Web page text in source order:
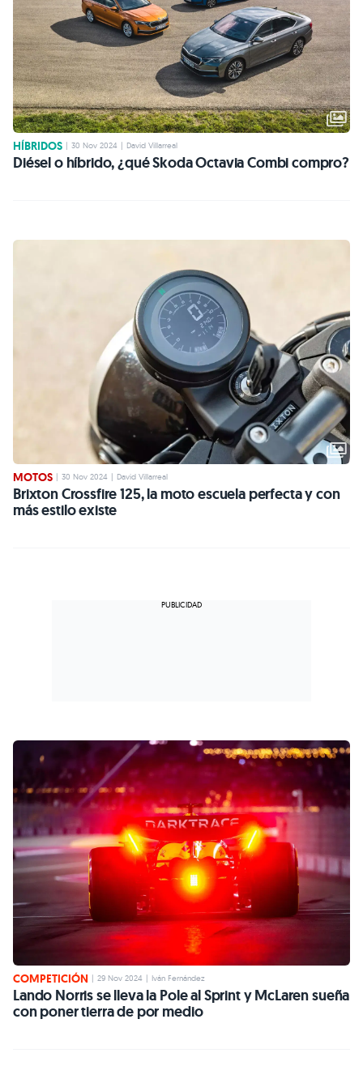
HÍBRIDOS 30 Nov 2024 David Villarreal
Diésel o híbrido, ¿qué Skoda Octavia Combi compro?
MOTOS 30 Nov 2024 David Villarreal
Brixton Crossfire 125, la moto escuela perfecta y con
más estilo existe
COMPETICIÓN | 29 Nov 2024 | Iván Fernández
Lando Norris se lleva la Pole al Sprint y McLaren sueña
con poner tierra de por medio